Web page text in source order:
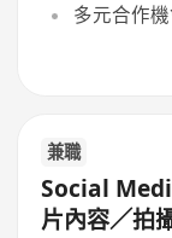
多元合作
兼職
Social
片內容／拍